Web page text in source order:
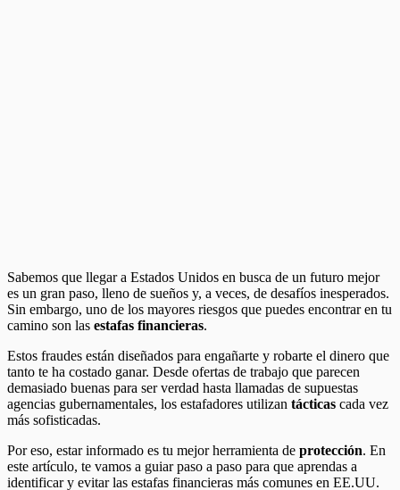
Sabemos que llegar a Estados Unidos en busca de un futuro mejor
es un gran paso, lleno de sueños y, a veces, de desafíos inesperados.
Sin embargo, uno de los mayores riesgos que puedes encontrar en tu
camino son las estafas financieras.
Estos fraudes están diseñados para engañarte y robarte el dinero que
tanto te ha costado ganar. Desde ofertas de trabajo que parecen
demasiado buenas para ser verdad hasta llamadas de supuestas
agencias gubernamentales, los estafadores utilizan tácticas cada vez
más sofisticadas.
Por eso, estar informado es tu mejor herramienta de protección. En
este artículo, te vamos a guiar paso a paso para que aprendas a
identificar y evitar las estafas financieras más comunes en EE.UU.